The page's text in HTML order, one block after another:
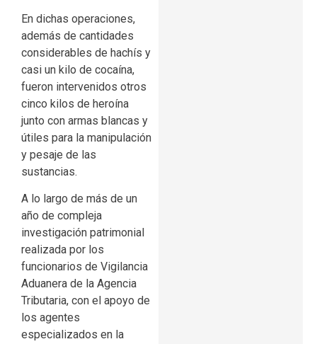
En dichas operaciones,
además de cantidades
considerables de hachís y
casi un kilo de cocaína,
fueron intervenidos otros
cinco kilos de heroína
junto con armas blancas y
útiles para la manipulación
y pesaje de las
sustancias.
A lo largo de más de un
año de compleja
investigación patrimonial
realizada por los
funcionarios de Vigilancia
Aduanera de la Agencia
Tributaria, con el apoyo de
los agentes
especializados en la